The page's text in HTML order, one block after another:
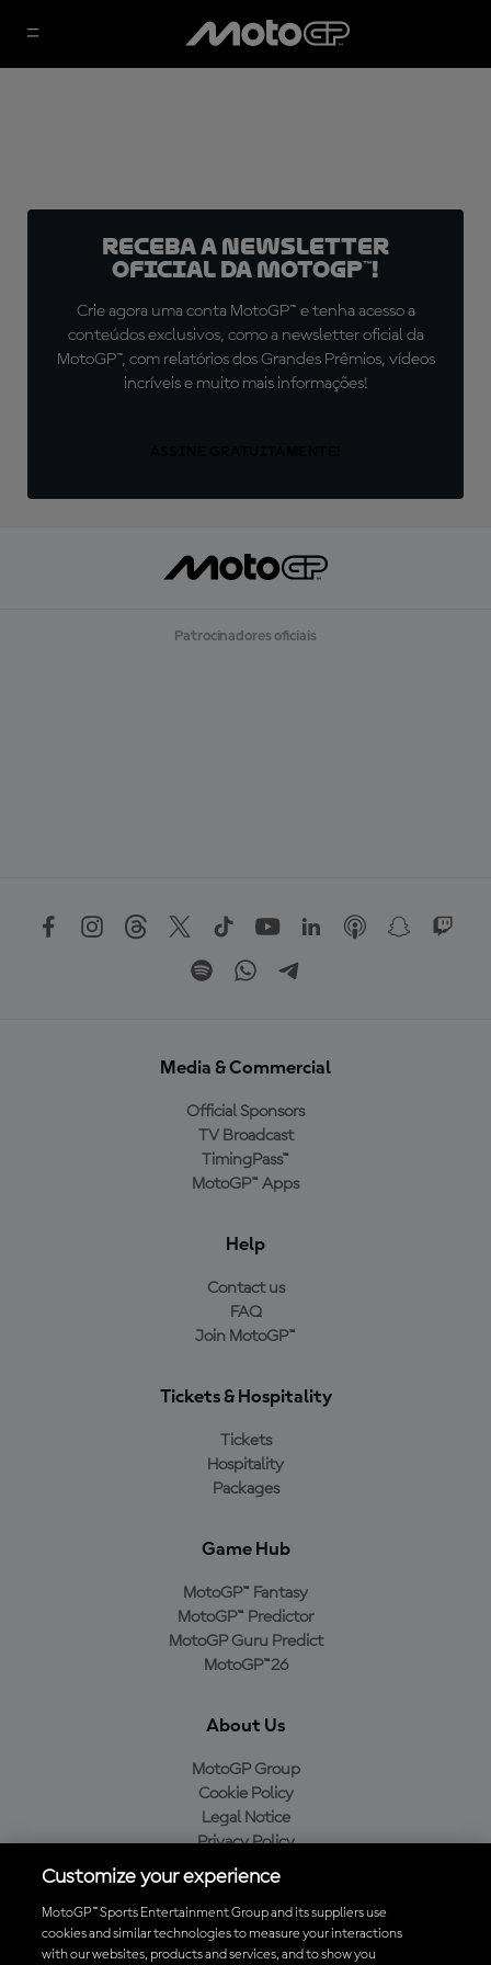
Receba a newsletter
oficial da MotoGP™!
Crie agora uma conta MotoGP™ e tenha acesso a
conteúdos exclusivos, como a newsletter oficial da
MotoGP™, com relatórios dos Grandes Prêmios, vídeos
incríveis e muito mais informações!
Patrocinadores oficiais
Media & Commercial
Official Sponsors
TV Broadcast
TimingPass™
MotoGP™ Apps
Help
Contact us
FAQ
Join MotoGP™
Tickets & Hospitality
Tickets
Hospitality
Packages
Game Hub
MotoGP™ Fantasy
MotoGP™ Predictor
MotoGP Guru Predict
MotoGP™26
About Us
MotoGP Group
Cookie Policy
Legal Notice
Privacy Policy
Purchase Policy
Baixe o aplicativo oficial da MotoGP™
Customize your experience
MotoGP™ Sports Entertainment Group and its suppliers use
cookies and similar technologies to measure your interactions
with our websites, products and services, and to show you